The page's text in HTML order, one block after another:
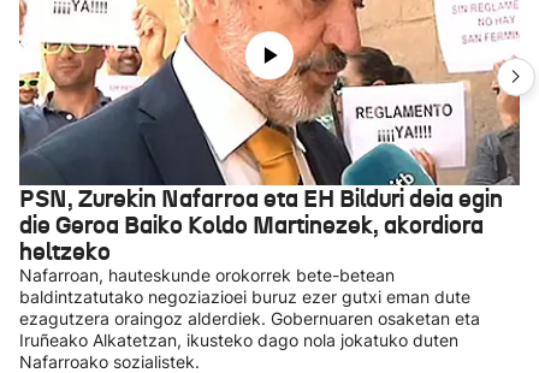
PSN, Zurekin Nafarroa eta EH Bilduri deia egin
die Geroa Baiko Koldo Martinezek, akordiora
heltzeko
Nafarroan, hauteskunde orokorrek bete-betean
baldintzatutako negoziazioei buruz ezer gutxi eman dute
ezagutzera oraingoz alderdiek. Gobernuaren osaketan eta
Iruñeako Alkatetzan, ikusteko dago nola jokatuko duten
Nafarroako sozialistek.